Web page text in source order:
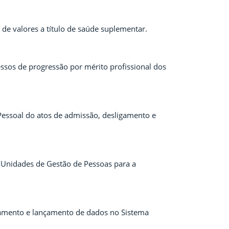
valores a título de saúde suplementar.
de progressão por mérito profissional dos
do atos de admissão, desligamento e
de Gestão de Pessoas para a
e lançamento de dados no Sistema